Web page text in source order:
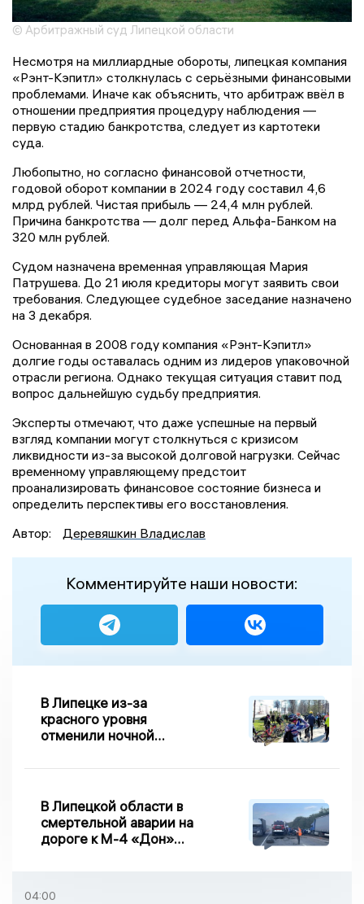
© Арбитражный суд Липецкой области
Несмотря на миллиардные обороты, липецкая компания
«Рэнт-Кэпитл» столкнулась с серьёзными финансовыми
проблемами. Иначе как объяснить, что арбитраж ввёл в
отношении предприятия процедуру наблюдения —
первую стадию банкротства, следует из картотеки
суда.
Любопытно, но согласно финансовой отчетности,
годовой оборот компании в 2024 году составил 4,6
млрд рублей. Чистая прибыль — 24,4 млн рублей.
Причина банкротства — долг перед Альфа-Банком на
320 млн рублей.
Судом назначена временная управляющая Мария
Патрушева. До 21 июля кредиторы могут заявить свои
требования. Следующее судебное заседание назначено
на 3 декабря.
Основанная в 2008 году компания «Рэнт-Кэпитл»
долгие годы оставалась одним из лидеров упаковочной
отрасли региона. Однако текущая ситуация ставит под
вопрос дальнейшую судьбу предприятия.
Эксперты отмечают, что даже успешные на первый
взгляд компании могут столкнуться с кризисом
ликвидности из-за высокой долговой нагрузки. Сейчас
временному управляющему предстоит
проанализировать финансовое состояние бизнеса и
определить перспективы его восстановления.
Автор:
Деревяшкин Владислав
Комментируйте наши новости:
В Липецке из-за
красного уровня
отменили ночной
В Липецкой области в
смертельной аварии на
дороге к М-4 «Дон»
04:00